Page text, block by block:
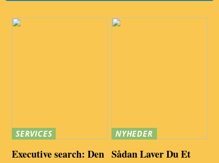
SERVICES
Executive search: Den
NYHEDER
Sådan Laver Du Et